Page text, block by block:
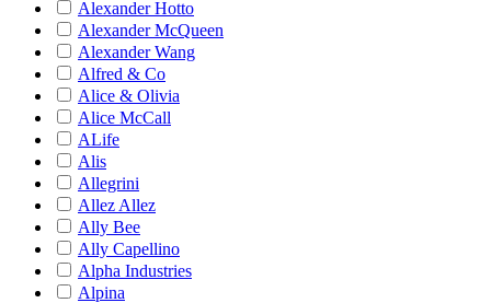
Alexander Hotto
Alexander McQueen
Alexander Wang
Alfred & Co
Alice & Olivia
Alice McCall
ALife
Alis
Allegrini
Allez Allez
Ally Bee
Ally Capellino
Alpha Industries
Alpina